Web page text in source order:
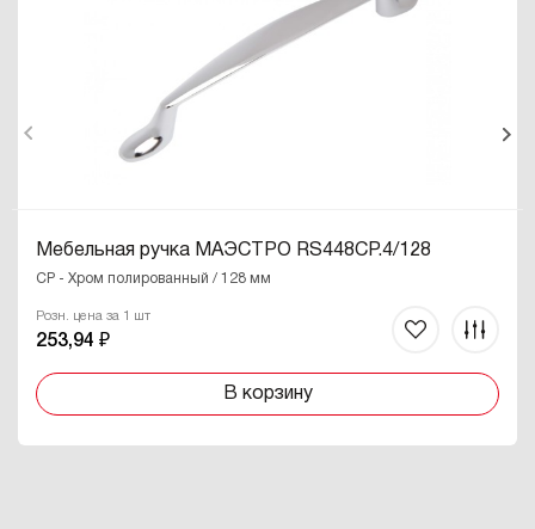
Мебельная ручка МАЭСТРО RS448CP.4/128
CP - Хром полированный / 128 мм
Розн. цена за 1 шт
253,94 ₽
В корзину